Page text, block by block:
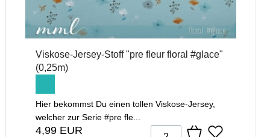
Viskose-Jersey-Stoff "pre fleur floral #glace"
(0,25m)
Hier bekommst Du einen tollen Viskose-Jersey,
welcher zur Serie #pre fle...
4,99 EUR